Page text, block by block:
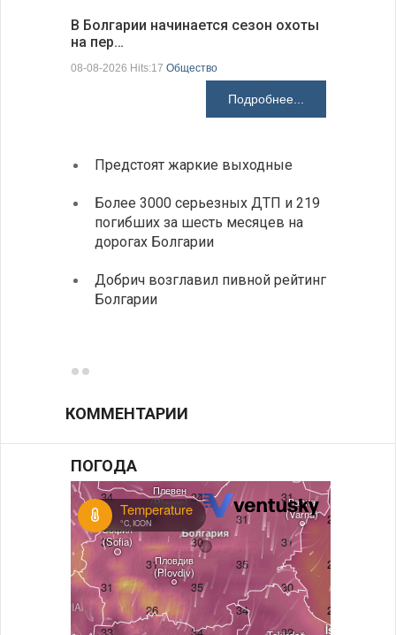
В Болгарии начинается сезон охоты
на пер…
08-08-2026 Hits:17 Общество
Подробнее...
Предстоят жаркие выходные
Более 3000 серьезных ДТП и 219
погибших за шесть месяцев на
дорогах Болгарии
Добрич возглавил пивной рейтинг
Болгарии
КОММЕНТАРИИ
ПОГОДА